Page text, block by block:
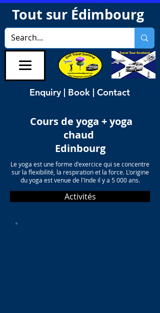
Tout sur Édimbourg
Enquiry | Book | Contact
Cours de yoga + yoga
chaud
Edinbourg
Le yoga est une forme d'exercice qui se concentre
sur la flexibilité, la respiration et la force. L'origine
du yoga est venue de l'Inde il y a 5 000 ans.
Activités